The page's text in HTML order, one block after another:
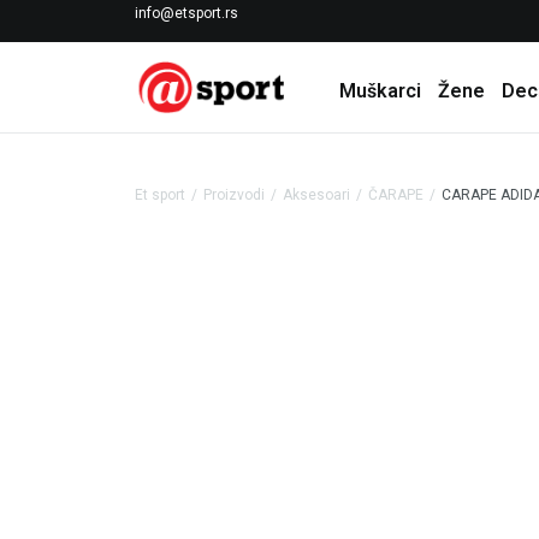
info@etsport.rs
LICENCIRANI CLEARANCE PARTNER ADIDAS
Muškarci Žene
Et sport Proizvodi Aksesoari ČARAPE CARAPE